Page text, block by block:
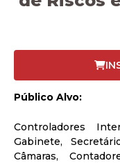
Público Alvo:
Controladores
Gabinete,
Câmaras,